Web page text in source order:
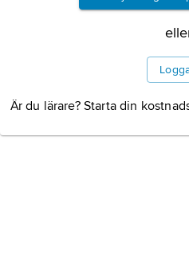
Är du lärare? Starta din